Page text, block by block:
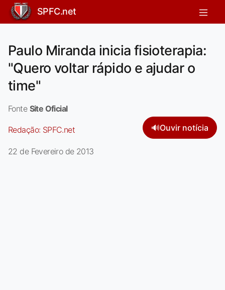
SPFC.net
Paulo Miranda inicia fisioterapia:
"Quero voltar rápido e ajudar o
time"
Fonte Site Oficial
Redação: SPFC.net 🔊Ouvir notícia
22 de Fevereiro de 2013